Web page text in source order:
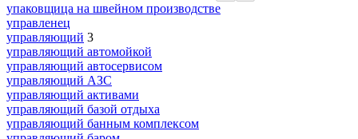
упаковщица на швейном производстве
управленец
управляющий 3
управляющий автомойкой
управляющий автосервисом
управляющий АЗС
управляющий активами
управляющий базой отдыха
управляющий банным комплексом